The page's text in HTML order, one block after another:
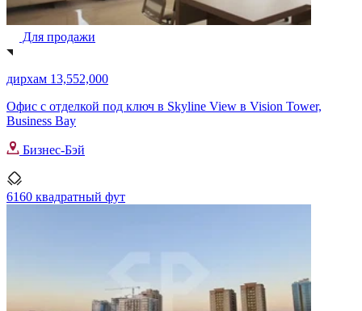
Для продажи
дирхам 13,552,000
Офис с отделкой под ключ в Skyline View в Vision Tower,
Business Bay
Бизнес-Бэй
6160 квадратный фут